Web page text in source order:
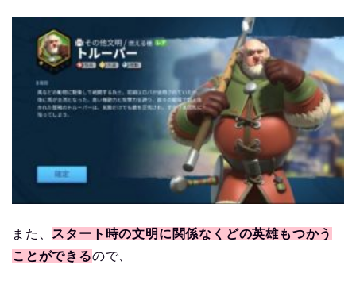
また、 スタート時の文明に関係なくどの英雄もつかう
ことができるので、